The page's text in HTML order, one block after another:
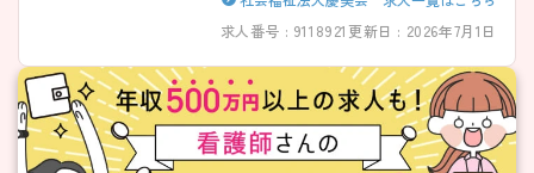
求人番号 : 9118921 更新日 : 2026年7月1日